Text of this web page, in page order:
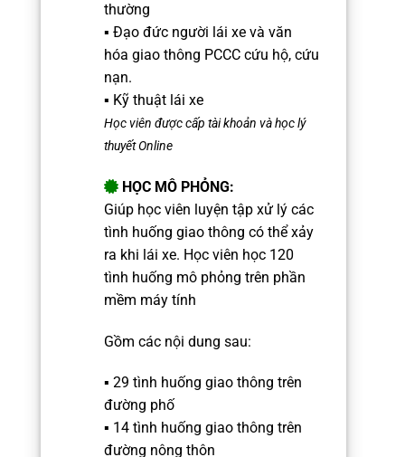
thường
▪️ Đạo đức người lái xe và văn
hóa giao thông PCCC cứu hộ, cứu
nạn.
▪️ Kỹ thuật lái xe
Học viên được cấp tài khoản và học lý
thuyết Online
HỌC MÔ PHỎNG:
Giúp học viên luyện tập xử lý các
tình huống giao thông có thể xảy
ra khi lái xe. Học viên học 120
tình huống mô phỏng trên phần
mềm máy tính
Gồm các nội dung sau:
▪️ 29 tình huống giao thông trên
đường phố
▪️ 14 tình huống giao thông trên
đường nông thôn